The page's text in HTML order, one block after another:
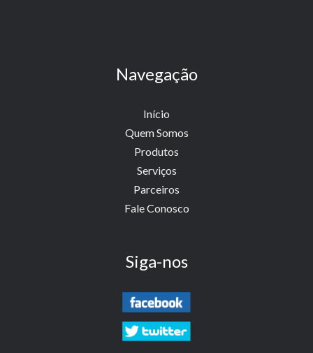
Navegação
Início
Quem Somos
Produtos
Serviços
Parceiros
Fale Conosco
Siga-nos